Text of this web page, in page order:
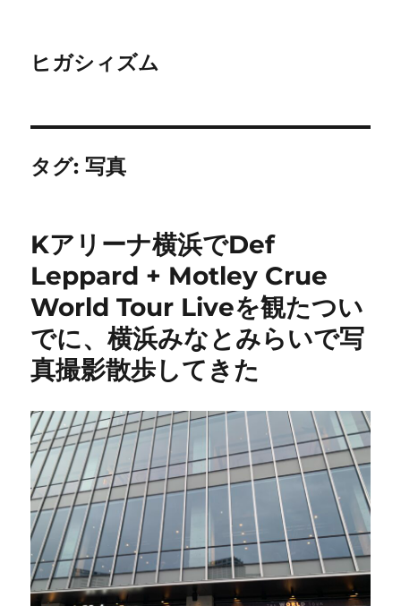
ヒガシィズム
タグ:写真
Kアリーナ横浜でDef
Leppard + Motley Crue
World Tour Liveを観たつい
でに、横浜みなとみらいで写
真撮影散歩してきた